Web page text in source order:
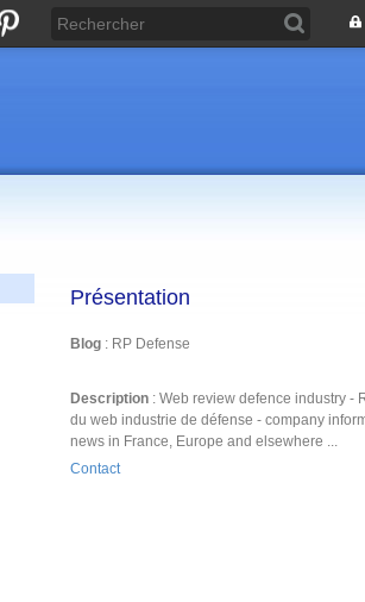
Présentation
Blog : RP Defense
Description : Web review defence industry -
du web industrie de défense - company
news in France, Europe and elsewhere ...
Contact